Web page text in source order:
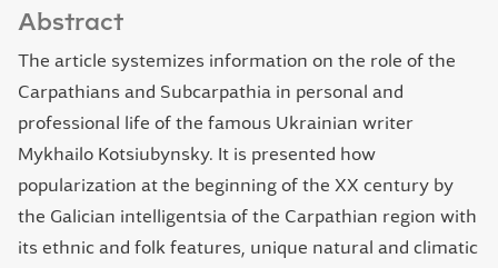
Abstract
The article systemizes information on the role of the
Carpathians and Subcarpathia in personal and
professional life of the famous Ukrainian writer
Mykhailo Kotsiubynsky. It is presented how
popularization at the beginning of the XX century by
the Galician intelligentsia of the Carpathian region with
its ethnic and folk features, unique natural and climatic